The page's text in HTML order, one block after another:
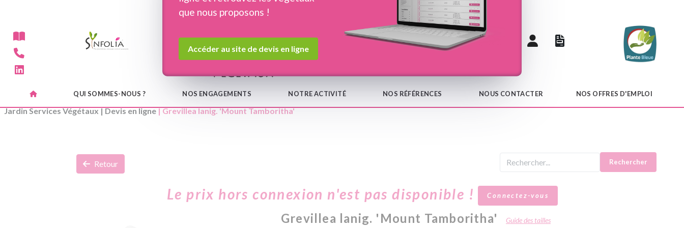
Devis en ligne Notre catalogue
QUI SOMMES-NOUS ? NOS ENGAGEMENTS NOTRE ACTIVITÉ NOS RÉFÉRENCES NOUS CONTACTER NOS OFFRES D'EMPLOI
que nous proposons !
Accéder au site de devis en ligne
Jardin Services Végétaux|Devis en ligne| Grevillea lanig. 'Mount Tamboritha'
Retour Rechercher
Le prix hors connexion n'est pas disponible ! Connectez-vous
Grevillea lanig. 'Mount Tamboritha' Guide des tailles